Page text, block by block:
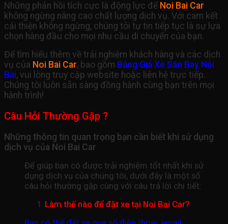
Những phản hồi tích cực là động lực để Noi Bai Car
không ngừng nâng cao chất lượng dịch vụ. Với cam kết
cải thiện không ngừng, chúng tôi tự tin tiếp tục là sự lựa
chọn hàng đầu cho mọi nhu cầu di chuyển của bạn.
Để tìm hiểu thêm về trải nghiệm khách hàng và các dịch
vụ của Noi Bai Car, bao gồm Bảng Giá Xe Sân Bay Nội
Bài, vui lòng truy cập website hoặc liên hệ trực tiếp.
Chúng tôi luôn sẵn sàng đồng hành cùng bạn trên mọi
hành trình!
Câu Hỏi Thường Gặp ?
Những thông tin quan trọng bạn cần biết khi sử dụng
dịch vụ của Noi Bai Car
Để giúp bạn có được trải nghiệm tốt nhất khi sử
dụng dịch vụ của chúng tôi, dưới đây là một số
câu hỏi thường gặp cùng với câu trả lời chi tiết:
Làm thế nào để đặt xe tại Noi Bai Car?